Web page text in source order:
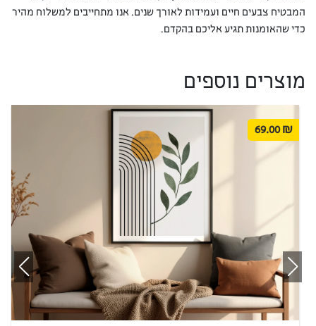
המבטיח צבעים חיים ועמידות לאורך שנים. אנו מתחייבים למשלוח מהיר
כדי שהאומנות תגיע אליכם בהקדם.
מוצרים נוספים
₪
69.00